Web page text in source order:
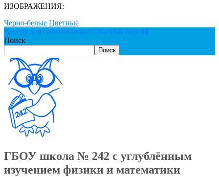
ИЗОБРАЖЕНИЯ:
Черно-белые Цветные
Версия для слабовидящих Обычная версия
Поиск
Поиск
ГБОУ школа № 242 с углублённым
изучением физики и математики